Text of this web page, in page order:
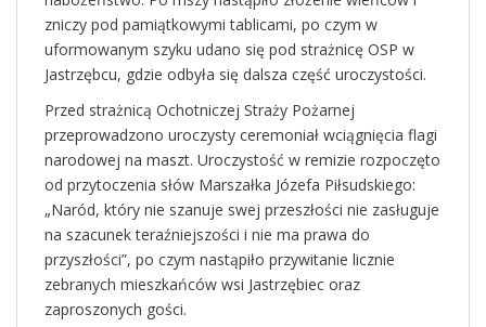
zniczy pod pamiątkowymi tablicami, po czym w
uformowanym szyku udano się pod strażnicę OSP w
Jastrzębcu, gdzie odbyła się dalsza część uroczystości.
Przed strażnicą Ochotniczej Straży Pożarnej
przeprowadzono uroczysty ceremoniał wciągnięcia flagi
narodowej na maszt. Uroczystość w remizie rozpoczęto
od przytoczenia słów Marszałka Józefa Piłsudskiego:
„Naród, który nie szanuje swej przeszłości nie zasługuje
na szacunek teraźniejszości i nie ma prawa do
przyszłości”, po czym nastąpiło przywitanie licznie
zebranych mieszkańców wsi Jastrzębiec oraz
zaproszonych gości.